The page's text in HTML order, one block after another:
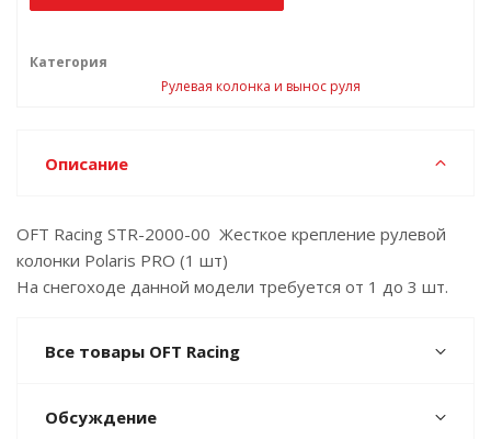
Категория
Рулевая колонка и вынос руля
Описание
OFT Racing STR-2000-00 Жесткое крепление рулевой
колонки Polaris PRO (1 шт)
На снегоходе данной модели требуется от 1 до 3 шт.
Все товары OFT Racing
Обсуждение